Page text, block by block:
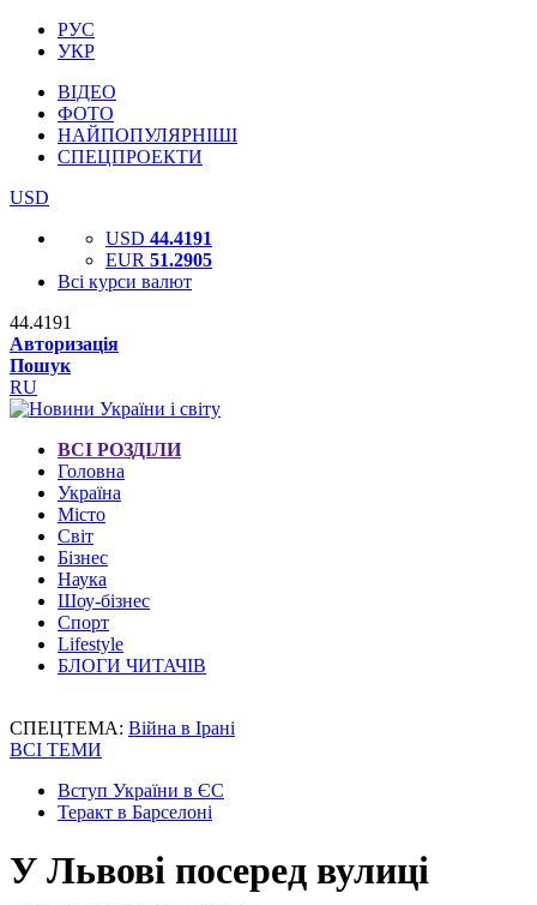
РУС
УКР
ВІДЕО
ФОТО
НАЙПОПУЛЯРНІШІ
СПЕЦПРОЕКТИ
USD
USD 44.4191
EUR 51.2905
Всі курси валют
44.4191
Авторизація
Пошук
RU
ВСІ РОЗДІЛИ
Головна
Україна
Місто
Світ
Бізнес
Наука
Шоу-бізнес
Спорт
Lifestyle
БЛОГИ ЧИТАЧІВ
СПЕЦТЕМА: Війна в Ірані
ВСІ ТЕМИ
Вступ України в ЄС
Теракт в Барселоні
У Львові посеред вулиці